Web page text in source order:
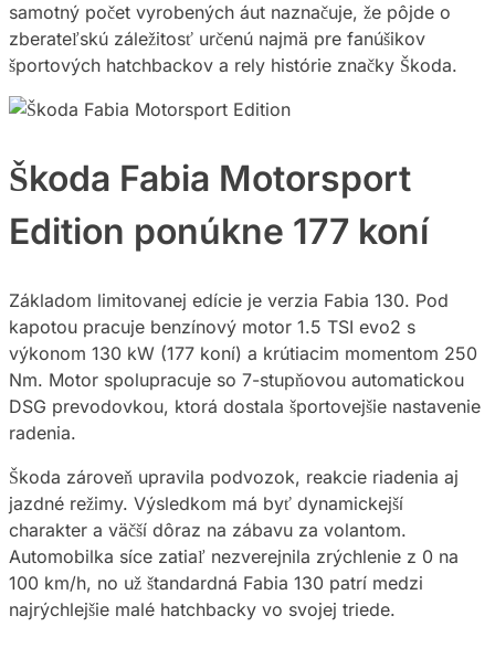
samotný počet vyrobených áut naznačuje, že pôjde o
zberateľskú záležitosť určenú najmä pre fanúšikov
športových hatchbackov a rely histórie značky Škoda.
Škoda Fabia Motorsport
Edition ponúkne 177 koní
Základom limitovanej edície je verzia Fabia 130. Pod
kapotou pracuje benzínový motor 1.5 TSI evo2 s
výkonom 130 kW (177 koní) a krútiacim momentom 250
Nm. Motor spolupracuje so 7-stupňovou automatickou
DSG prevodovkou, ktorá dostala športovejšie nastavenie
radenia.
Škoda zároveň upravila podvozok, reakcie riadenia aj
jazdné režimy. Výsledkom má byť dynamickejší
charakter a väčší dôraz na zábavu za volantom.
Automobilka síce zatiaľ nezverejnila zrýchlenie z 0 na
100 km/h, no už štandardná Fabia 130 patrí medzi
najrýchlejšie malé hatchbacky vo svojej triede.